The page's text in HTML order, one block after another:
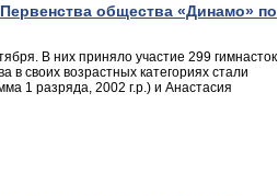
общества «Динамо» по
В них приняло участие 299 гимнасток
в своих возрастных категориях стали
1 разряда, 2002 г.р.) и Анастасия